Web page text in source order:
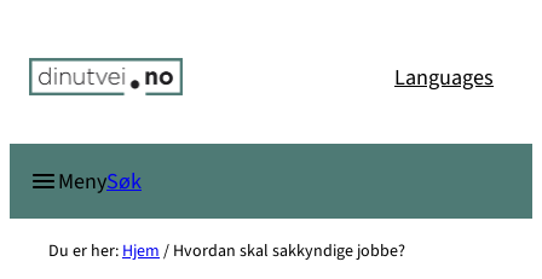
innhold
Languages
MenySøk
Du er her: Hjem / Hvordan skal sakkyndige jobbe?